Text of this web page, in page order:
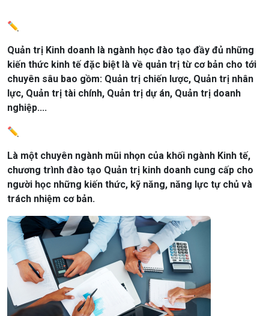
✏️
Quản trị Kinh doanh là ngành học đào tạo đầy đủ những
kiến thức kinh tế đặc biệt là về quản trị từ cơ bản cho tới
chuyên sâu bao gồm: Quản trị chiến lược, Quản trị nhân
lực, Quản trị tài chính, Quản trị dự án, Quản trị doanh
nghiệp....
✏️
Là một chuyên ngành mũi nhọn của khối ngành Kinh tế,
chương trình đào tạo Quản trị kinh doanh cung cấp cho
người học những kiến thức, kỹ năng, năng lực tự chủ và
trách nhiệm cơ bản.